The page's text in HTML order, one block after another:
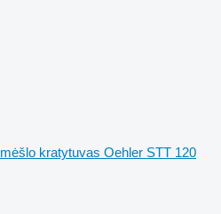
mėšlo kratytuvas Oehler STT 120